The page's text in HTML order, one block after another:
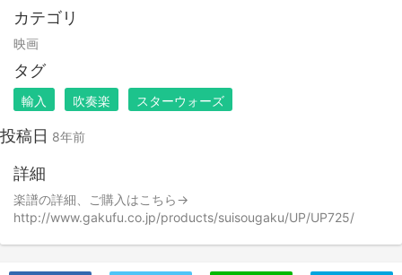
カテゴリ
映画
タグ
輸入 吹奏楽 スターウォーズ
投稿日 8年前
詳細
楽譜の詳細、ご購入はこちら→
http://www.gakufu.co.jp/products/suisougaku/UP/UP725/